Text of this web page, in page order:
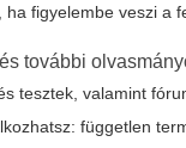
figyelembe veszi a
további
tesztek, valamint
független